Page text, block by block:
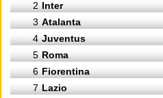
2 Inter
3 Atalanta
4 Juventus
5 Roma
6 Fiorentina
7 Lazio